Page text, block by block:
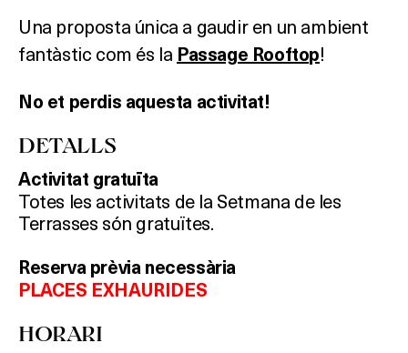
Una proposta única a gaudir en un ambient
fantàstic com és la Passage Rooftop!
No et perdis aquesta activitat!
DETALLS
Activitat gratuïta
Totes les activitats de la Setmana de les
Terrasses són gratuïtes.
Reserva prèvia necessària
PLACES EXHAURIDES
HORARI